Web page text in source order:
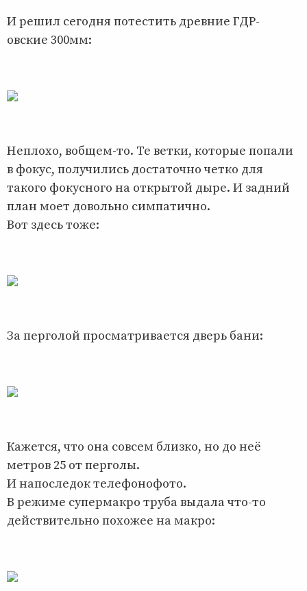
И решил сегодня потестить древние ГДР-
овские 300мм:
Неплохо, вобщем-то. Те ветки, которые попали
в фокус, получились достаточно четко для
такого фокусного на открытой дыре. И задний
план моет довольно симпатично.
Вот здесь тоже:
За перголой просматривается дверь бани:
Кажется, что она совсем близко, но до неё
метров 25 от перголы.
И напоследок телефонофото.
В режиме супермакро труба выдала что-то
действительно похожее на макро: